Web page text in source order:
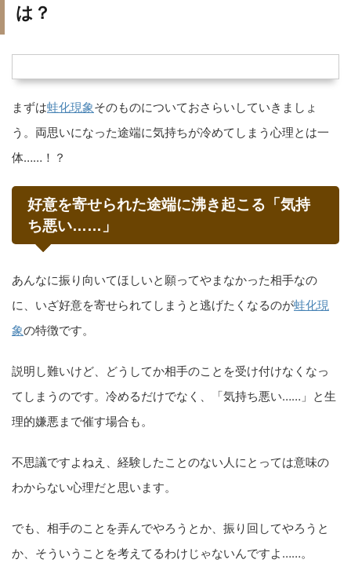
は？
まずは蛙化現象そのものについておさらいしていきましょ
う。両思いになった途端に気持ちが冷めてしまう心理とは一
体……！？
好意を寄せられた途端に沸き起こる「気持
ち悪い……」
あんなに振り向いてほしいと願ってやまなかった相手なの
に、いざ好意を寄せられてしまうと逃げたくなるのが蛙化現
象の特徴です。
説明し難いけど、どうしてか相手のことを受け付けなくなっ
てしまうのです。冷めるだけでなく、「気持ち悪い……」と生
理的嫌悪まで催す場合も。
不思議ですよねえ、経験したことのない人にとっては意味の
わからない心理だと思います。
でも、相手のことを弄んでやろうとか、振り回してやろうと
か、そういうことを考えてるわけじゃないんですよ……。